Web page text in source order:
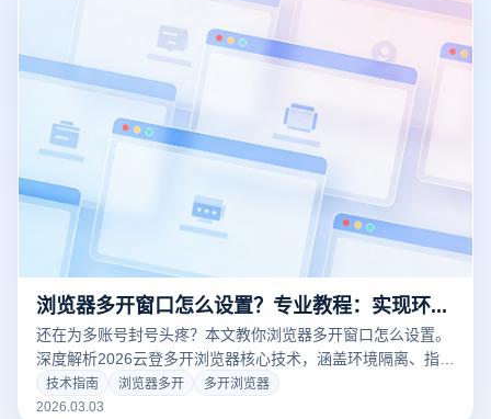
浏览器多开窗口怎么设置？专业教程：实现环境隔离与同步操作全指南
还在为多账号封号头疼？本文教你浏览器多开窗口怎么设置。
深度解析2026云登多开浏览器核心技术，涵盖环境隔离、指纹
防护及同步器操作全攻略。一键解决跨境电商、社媒矩阵多开
难题。立即注册，体验100%防关联的多开环境！
技术指南 浏览器多开
多开浏览器
2026.03.03